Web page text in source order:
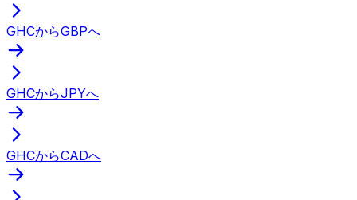
GHCからGBPへ
GHCからJPYへ
GHCからCADへ